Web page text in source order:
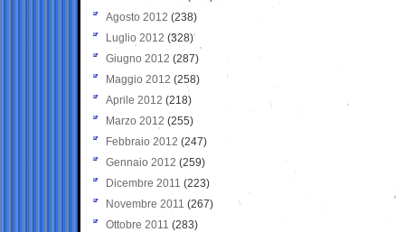
Agosto 2012 (238)
Luglio 2012 (328)
Giugno 2012 (287)
Maggio 2012 (258)
Aprile 2012 (218)
Marzo 2012 (255)
Febbraio 2012 (247)
Gennaio 2012 (259)
Dicembre 2011 (223)
Novembre 2011 (267)
Ottobre 2011 (283)